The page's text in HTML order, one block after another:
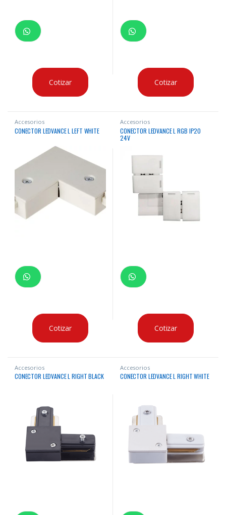
Cotizar Cotizar
Accesorios
CONECTOR LEDVANCE L LEFT WHITE
Cotizar
Accesorios
CONECTOR LEDVANCE L RGB IP20
24V
Cotizar
Accesorios
CONECTOR LEDVANCE L RIGHT BLACK
Accesorios
CONECTOR LEDVANCE L RIGHT WHITE